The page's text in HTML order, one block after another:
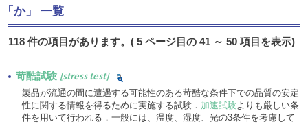
「か」 一覧
118 件の項目があります。( 5 ページ目の 41 ～ 50 項目を表示)
苛酷試験 [stress test]
製品が流通の間に遭遇する可能性のある苛酷な条件下での品質の安定
性に関する情報を得るために実施する試験． 加速試験よりも厳しい条
件を用いて行われる．一般には、温度、湿度、光の3条件を考慮して